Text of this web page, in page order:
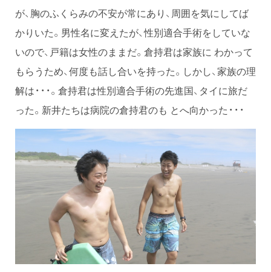
が、胸のふくらみの不安が常にあり、周囲を気にしてば
かりいた。男性名に変えたが、性別適合手術をしていな
いので、戸籍は女性のままだ。倉持君は家族に わかって
もらうため、何度も話し合いを持った。しかし、家族の理
解は・・・。倉持君は性別適合手術の先進国、タイに旅だ
った。新井たちは病院の倉持君のも とへ向かった・・・